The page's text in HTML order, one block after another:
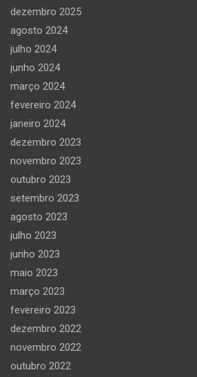
dezembro 2025
agosto 2024
julho 2024
junho 2024
março 2024
fevereiro 2024
janeiro 2024
dezembro 2023
novembro 2023
outubro 2023
setembro 2023
agosto 2023
julho 2023
junho 2023
maio 2023
março 2023
fevereiro 2023
dezembro 2022
novembro 2022
outubro 2022